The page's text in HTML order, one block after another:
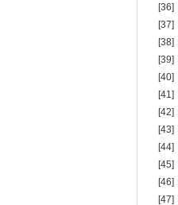
[36]
[37]
[38]
[39]
[40]
[41]
[42]
[43]
[44]
[45]
[46]
[47]